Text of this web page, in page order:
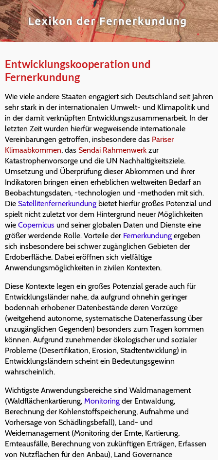
Entwicklungskooperation und
Fernerkundung
Wie viele andere Staaten engagiert sich Deutschland seit Jahren
sehr stark in der internationalen Umwelt- und Klimapolitik und
in der damit verknüpften Entwicklungszusammenarbeit. In der
letzten Zeit wurden hierfür wegweisende internationale
Vereinbarungen getroffen, insbesondere das Pariser
Klimaabkommen, das Sendai Rahmenwerk zur
Katastrophenvorsorge und die UN Nachhaltigkeitsziele.
Umsetzung und Überprüfung dieser Abkommen und ihrer
Indikatoren bringen einen erheblichen weltweiten Bedarf an
Beobachtungsdaten, -technologien und -methoden mit sich.
Die Satellitenfernerkundung bietet hierfür großes Potenzial und
spielt nicht zuletzt vor dem Hintergrund neuer Möglichkeiten
wie Copernicus und seiner globalen Daten und Dienste eine
größer werdende Rolle. Vorteile der Fernerkundung ergeben
sich insbesondere bei schwer zugänglichen Gebieten der
Erdoberfläche. Dabei eröffnen sich vielfältige
Anwendungsmöglichkeiten in zivilen Kontexten.
Diese Kontexte legen ein großes Potenzial gerade auch für
Entwicklungsländer nahe, da aufgrund ohnehin geringer
bodennah erhobener Datenbestände deren Vorzüge
(weitgehend autonome, systematische Datenerfassung über
unzugänglichen Gegenden) besonders zum Tragen kommen
können. Aufgrund zunehmender ökologischer und sozialer
Probleme (Desertifikation, Erosion, Stadtentwicklung) in
Entwicklungsländern scheint ein Bedeutungsgewinn
wahrscheinlich.
Wichtigste Anwendungsbereiche sind Waldmanagement
(Waldflächenkartierung, Monitoring der Entwaldung,
Berechnung der Kohlenstoffspeicherung, Aufnahme und
Vorhersage von Schädlingsbefall), Land- und
Weidemanagement (Monitoring der Ernte, Kartierung,
Ernteausfälle, Berechnung von zukünftigen Erträgen, Erfassen
von Nutzflächen für den Anbau), Land Governance